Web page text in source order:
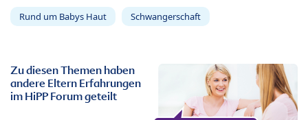
Rund um Babys Haut Schwangerschaft
Zu diesen Themen haben
andere Eltern Erfahrungen
im HiPP Forum geteilt